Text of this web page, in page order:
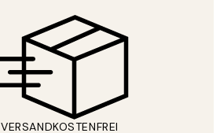
VERSANDKOSTENFREI